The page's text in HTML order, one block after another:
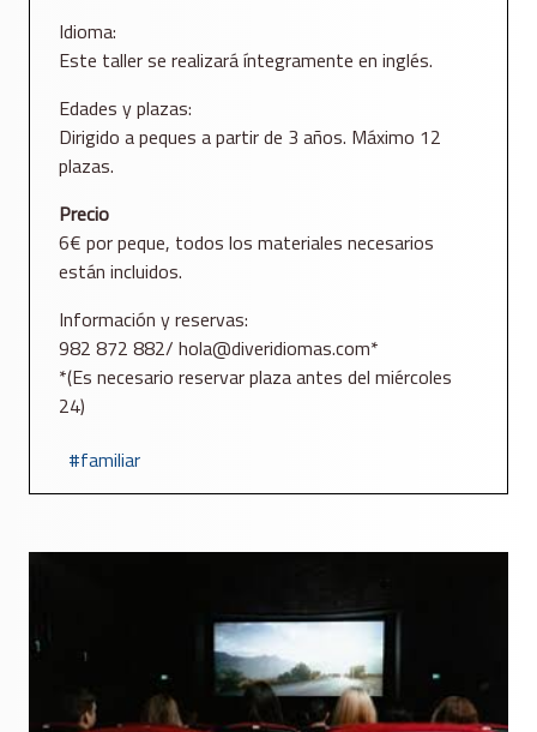
Idioma:
Este taller se realizará íntegramente en inglés.
Edades y plazas:
Dirigido a peques a partir de 3 años. Máximo 12
plazas.
Precio
6€ por peque, todos los materiales necesarios
están incluidos.
Información y reservas:
982 872 882/ hola@diveridiomas.com*
*(Es necesario reservar plaza antes del miércoles
24)
familiar